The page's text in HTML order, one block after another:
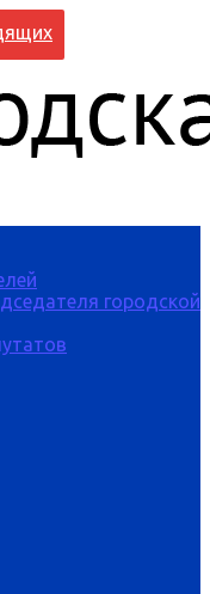
городской